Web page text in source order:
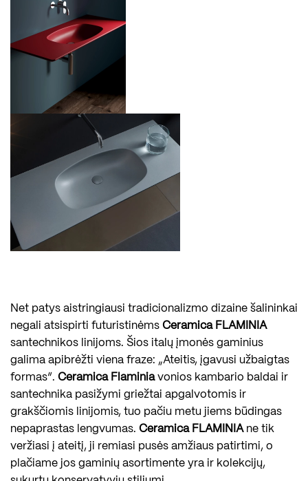
Net patys aistringiausi tradicionalizmo dizaine šalininkai
negali atsispirti futuristinėms Ceramica FLAMINIA
santechnikos linijoms. Šios italų įmonės gaminius
galima apibrėžti viena fraze: „Ateitis, įgavusi užbaigtas
formas“. Ceramica Flaminiavonios kambario baldai ir
santechnika pasižymi griežtai apgalvotomis ir
grakščiomis linijomis, tuo pačiu metu jiems būdingas
nepaprastas lengvumas. Ceramica FLAMINIAne tik
veržiasi į ateitį, ji remiasi pusės amžiaus patirtimi, o
plačiame jos gaminių asortimente yra ir kolekcijų,